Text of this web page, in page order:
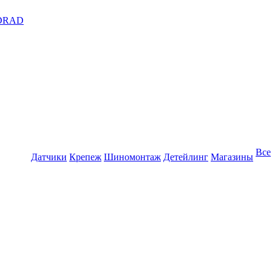
Датчики Крепеж Шиномонтаж Детейлинг Магазины Все